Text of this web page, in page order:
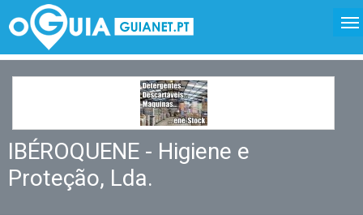
IBÉROQUENE - Higiene e
Proteção, Lda.